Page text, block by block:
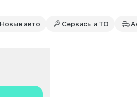
Новые авто Сервисы и ТО